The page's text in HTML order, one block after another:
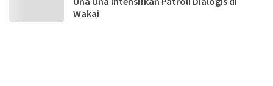
Wakai